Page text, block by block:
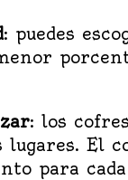
: puedes
: los
El
para